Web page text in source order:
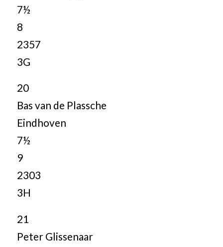
7½
8
2357
3G
20
Bas van de Plassche
Eindhoven
7½
9
2303
3H
21
Peter Glissenaar